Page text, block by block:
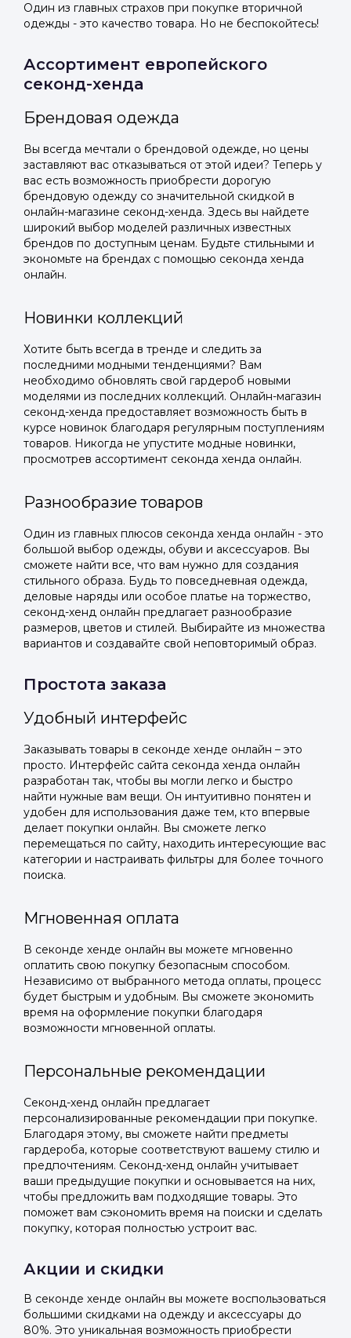
Один из главных страхов при покупке вторичной
одежды - это качество товара. Но не беспокойтесь!
Ассортимент европейского
секонд-хенда
Брендовая одежда
Вы всегда мечтали о брендовой одежде, но цены
заставляют вас отказываться от этой идеи? Теперь у
вас есть возможность приобрести дорогую
брендовую одежду со значительной скидкой в
онлайн-магазине секонд-хенда. Здесь вы найдете
широкий выбор моделей различных известных
брендов по доступным ценам. Будьте стильными и
экономьте на брендах с помощью секонда хенда
онлайн.
Новинки коллекций
Хотите быть всегда в тренде и следить за
последними модными тенденциями? Вам
необходимо обновлять свой гардероб новыми
моделями из последних коллекций. Онлайн-магазин
секонд-хенда предоставляет возможность быть в
курсе новинок благодаря регулярным поступлениям
товаров. Никогда не упустите модные новинки,
просмотрев ассортимент секонда хенда онлайн.
Разнообразие товаров
Один из главных плюсов секонда хенда онлайн - это
большой выбор одежды, обуви и аксессуаров. Вы
сможете найти все, что вам нужно для создания
стильного образа. Будь то повседневная одежда,
деловые наряды или особое платье на торжество,
секонд-хенд онлайн предлагает разнообразие
размеров, цветов и стилей. Выбирайте из множества
вариантов и создавайте свой неповторимый образ.
Простота заказа
Удобный интерфейс
Заказывать товары в секонде хенде онлайн – это
просто. Интерфейс сайта секонда хенда онлайн
разработан так, чтобы вы могли легко и быстро
найти нужные вам вещи. Он интуитивно понятен и
удобен для использования даже тем, кто впервые
делает покупки онлайн. Вы сможете легко
перемещаться по сайту, находить интересующие вас
категории и настраивать фильтры для более точного
поиска.
Мгновенная оплата
В секонде хенде онлайн вы можете мгновенно
оплатить свою покупку безопасным способом.
Независимо от выбранного метода оплаты, процесс
будет быстрым и удобным. Вы сможете экономить
время на оформление покупки благодаря
возможности мгновенной оплаты.
Персональные рекомендации
Секонд-хенд онлайн предлагает
персонализированные рекомендации при покупке.
Благодаря этому, вы сможете найти предметы
гардероба, которые соответствуют вашему стилю и
предпочтениям. Секонд-хенд онлайн учитывает
ваши предыдущие покупки и основывается на них,
чтобы предложить вам подходящие товары. Это
поможет вам сэкономить время на поиски и сделать
покупку, которая полностью устроит вас.
Акции и скидки
В секонде хенде онлайн вы можете воспользоваться
большими скидками на одежду и аксессуары до
80%. Это уникальная возможность приобрести